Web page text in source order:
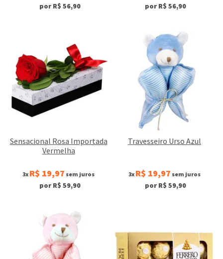
por R$ 56,90 por R$ 56,90
Sensacional Rosa Importada
Vermelha
3x R$ 19,97 sem juros
por R$ 59,90
Travesseiro Urso Azul
3x R$ 19,97 sem juros
por R$ 59,90